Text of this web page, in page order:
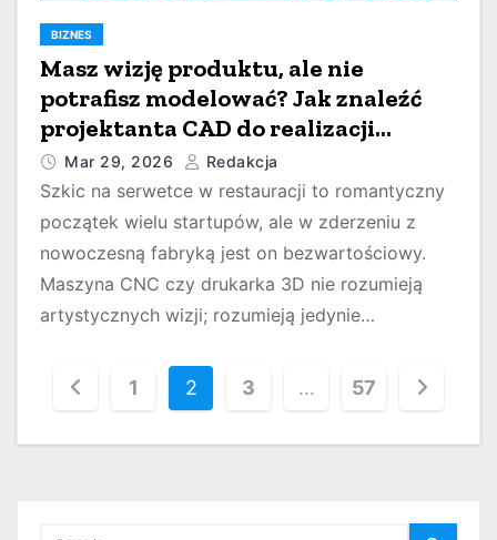
BIZNES
Masz wizję produktu, ale nie
potrafisz modelować? Jak znaleźć
projektanta CAD do realizacji
pomysłu?
Mar 29, 2026 Redakcja
Szkic na serwetce w restauracji to romantyczny
początek wielu startupów, ale w zderzeniu z
nowoczesną fabryką jest on bezwartościowy.
Maszyna CNC czy drukarka 3D nie rozumieją
artystycznych wizji; rozumieją jedynie…
1 2 3 … 57